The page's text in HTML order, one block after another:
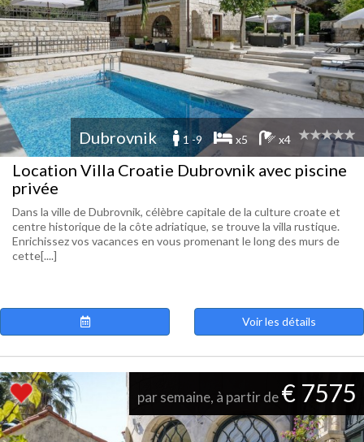
Dubrovnik 1 -9 x5 x4
Location Villa Croatie Dubrovnik avec piscine
privée
Dans la ville de Dubrovnik, célèbre capitale de la culture croate et
centre historique de la côte adriatique, se trouve la villa rustique.
Enrichissez vos vacances en vous promenant le long des murs de
cette[....]
Voir les détails
par semaine, à partir de€ 7575